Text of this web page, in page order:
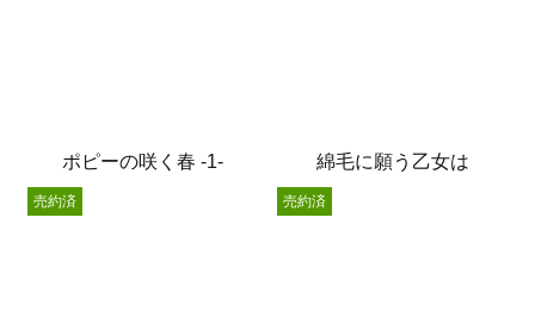
ポピーの咲く春 -1- 綿毛に願う乙女は
売約済 売約済